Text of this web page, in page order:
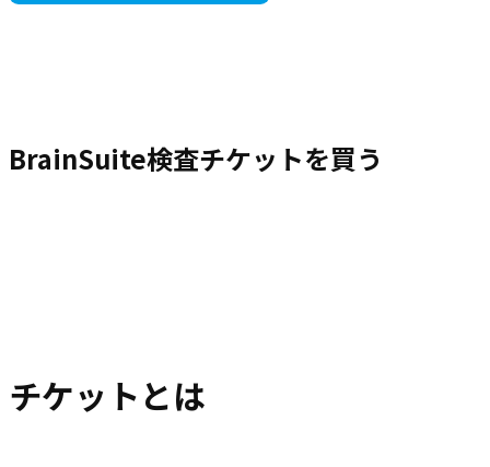
BrainSuite検査チケットを買う
チケットとは